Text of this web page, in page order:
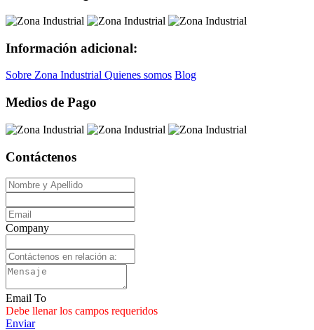
Información adicional:
Sobre Zona Industrial Quienes somos Blog
Medios de Pago
Contáctenos
Company
Email To
Debe llenar los campos requeridos
Enviar